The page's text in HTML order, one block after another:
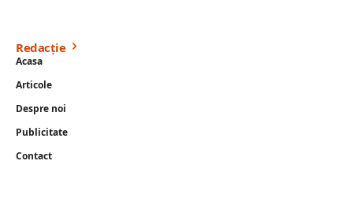
Redacție
Acasa
Articole
Despre noi
Publicitate
Contact